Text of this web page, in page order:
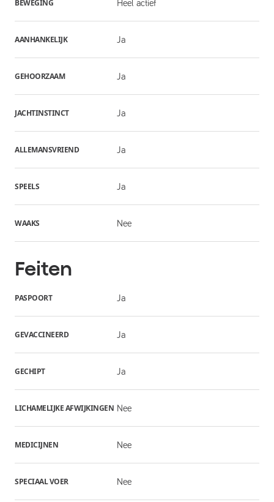
BEWEGING Heel actief
AANHANKELIJK Ja
GEHOORZAAM Ja
JACHTINSTINCT Ja
ALLEMANSVRIEND Ja
SPEELS Ja
WAAKS Nee
Feiten
PASPOORT Ja
GEVACCINEERD Ja
GECHIPT Ja
LICHAMELIJKE AFWIJKINGEN Nee
MEDICIJNEN Nee
SPECIAAL VOER Nee